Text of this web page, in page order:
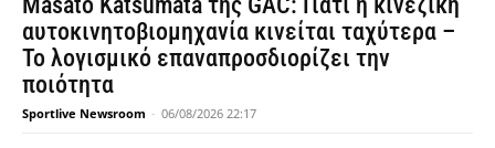
αυτοκινητοβιομηχανία κινείται ταχύτερα –
Το λογισμικό επαναπροσδιορίζει την
ποιότητα
Sportlive Newsroom - 06/08/2026 22:17